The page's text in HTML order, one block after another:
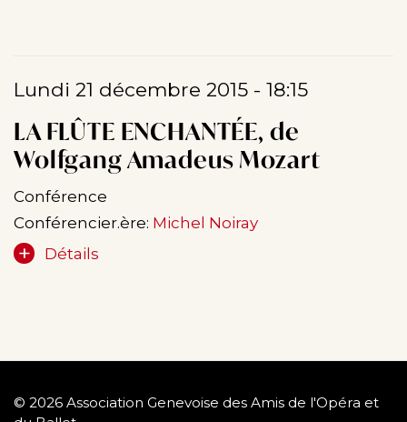
Lundi 21 décembre 2015 - 18:15
LA FLÛTE ENCHANTÉE, de
Wolfgang Amadeus Mozart
Conférence
Conférencier.ère: Michel Noiray
Détails
© 2026 Association Genevoise des Amis de l'Opéra et